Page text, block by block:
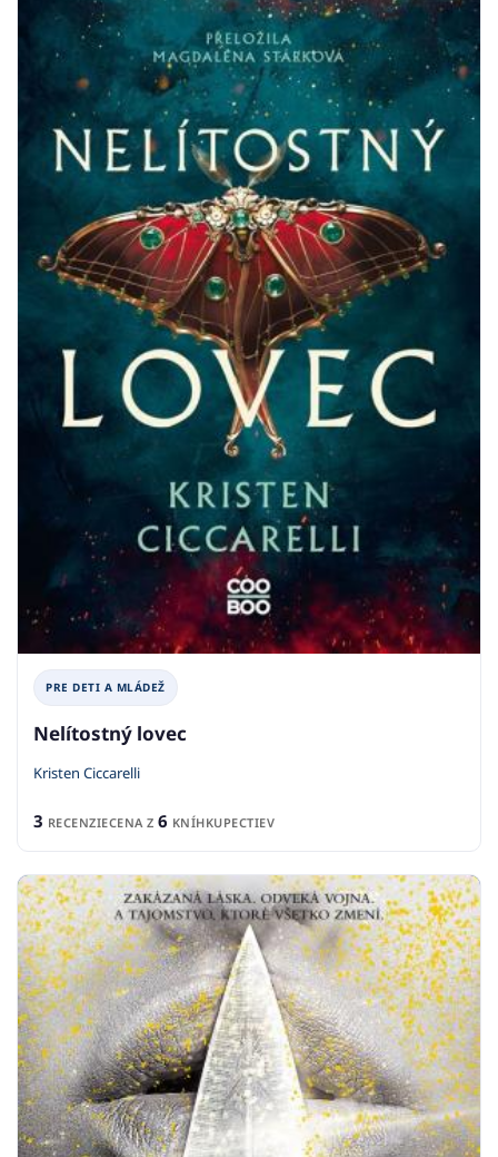
PRE DETI A MLÁDEŽ
Nelítostný lovec
Kristen Ciccarelli
3 RECENZIECENA Z 6 KNÍHKUPECTIEV